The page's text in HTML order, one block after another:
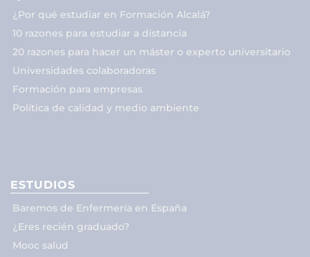
¿Por qué estudiar en Formación Alcalá?
10 razones para estudiar a distancia
20 razones para hacer un máster o experto universitario
Universidades colaboradoras
Formación para empresas
Política de calidad y medio ambiente
ESTUDIOS
Baremos de Enfermería en España
¿Eres recién graduado?
Mooc salud